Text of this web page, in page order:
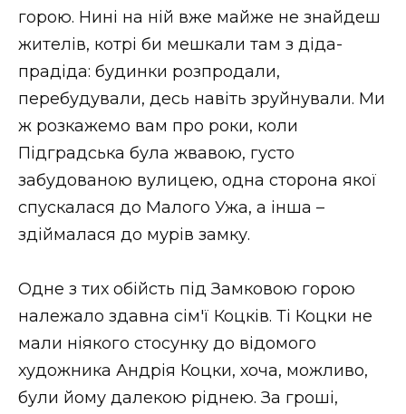
ЗАКАРПАТСЬКІ НОВИНИ
НОВИНИ ЗАХІДНОЇ УКРАЇНИ
ФОТО
горою. Нині на ній вже майже не знайдеш
жителів, котрі би мешкали там з діда-
прадіда: будинки розпродали,
перебудували, десь навіть зруйнували. Ми
ж розкажемо вам про роки, коли
Підградська була жвавою, густо
забудованою вулицею, одна сторона якої
спускалася до Малого Ужа, а інша –
здіймалася до мурів замку.
Одне з тих обійсть під Замковою горою
належало здавна сім'ї Коцків. Ті Коцки не
мали ніякого стосунку до відомого
художника Андрія Коцки, хоча, можливо,
були йому далекою ріднею. За гроші,